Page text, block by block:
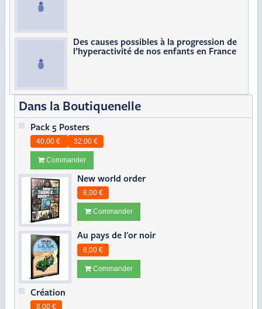
Des causes possibles à la progression de
l’hyperactivité de nos enfants en France
Dans la Boutiquenelle
Pack 5 Posters
40,00 € 32,00 €
Commander
New world order
8,00 €
Commander
Au pays de l'or noir
8,00 €
Commander
Création
8,00 €